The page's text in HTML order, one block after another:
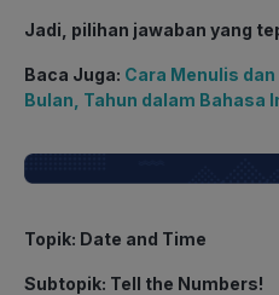
Jadi, pilihan jawaban yang
Baca Juga: Cara Menulis
Bulan, Tahun dalam Bahasa
Topik: Date and Time
Subtopik: Tell the Numbers!